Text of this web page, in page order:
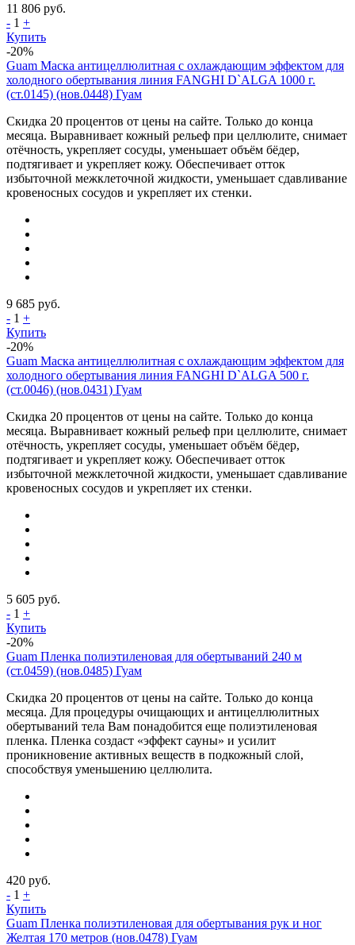
11 806 руб.
- 1 +
Купить
-20%
Guam Маска антицеллюлитная с охлаждающим эффектом для
холодного обертывания линия FANGHI D`ALGA 1000 г.
(ст.0145) (нов.0448) Гуам
Скидка 20 процентов от цены на сайте. Только до конца
месяца. Выравнивает кожный рельеф при целлюлите, снимает
отёчность, укрепляет сосуды, уменьшает объём бёдер,
подтягивает и укрепляет кожу. Обеспечивает отток
избыточной межклеточной жидкости, уменьшает сдавливание
кровеносных сосудов и укрепляет их стенки.
9 685 руб.
- 1 +
Купить
-20%
Guam Маска антицеллюлитная с охлаждающим эффектом для
холодного обертывания линия FANGHI D`ALGA 500 г.
(ст.0046) (нов.0431) Гуам
Скидка 20 процентов от цены на сайте. Только до конца
месяца. Выравнивает кожный рельеф при целлюлите, снимает
отёчность, укрепляет сосуды, уменьшает объём бёдер,
подтягивает и укрепляет кожу. Обеспечивает отток
избыточной межклеточной жидкости, уменьшает сдавливание
кровеносных сосудов и укрепляет их стенки.
5 605 руб.
- 1 +
Купить
-20%
Guam Пленка полиэтиленовая для обертываний 240 м
(ст.0459) (нов.0485) Гуам
Скидка 20 процентов от цены на сайте. Только до конца
месяца. Для процедуры очищающих и антицеллюлитных
обертываний тела Вам понадобится еще полиэтиленовая
пленка. Пленка создаст «эффект сауны» и усилит
проникновение активных веществ в подкожный слой,
способствуя уменьшению целлюлита.
420 руб.
- 1 +
Купить
Guam Пленка полиэтиленовая для обертывания рук и ног
Желтая 170 метров (нов.0478) Гуам